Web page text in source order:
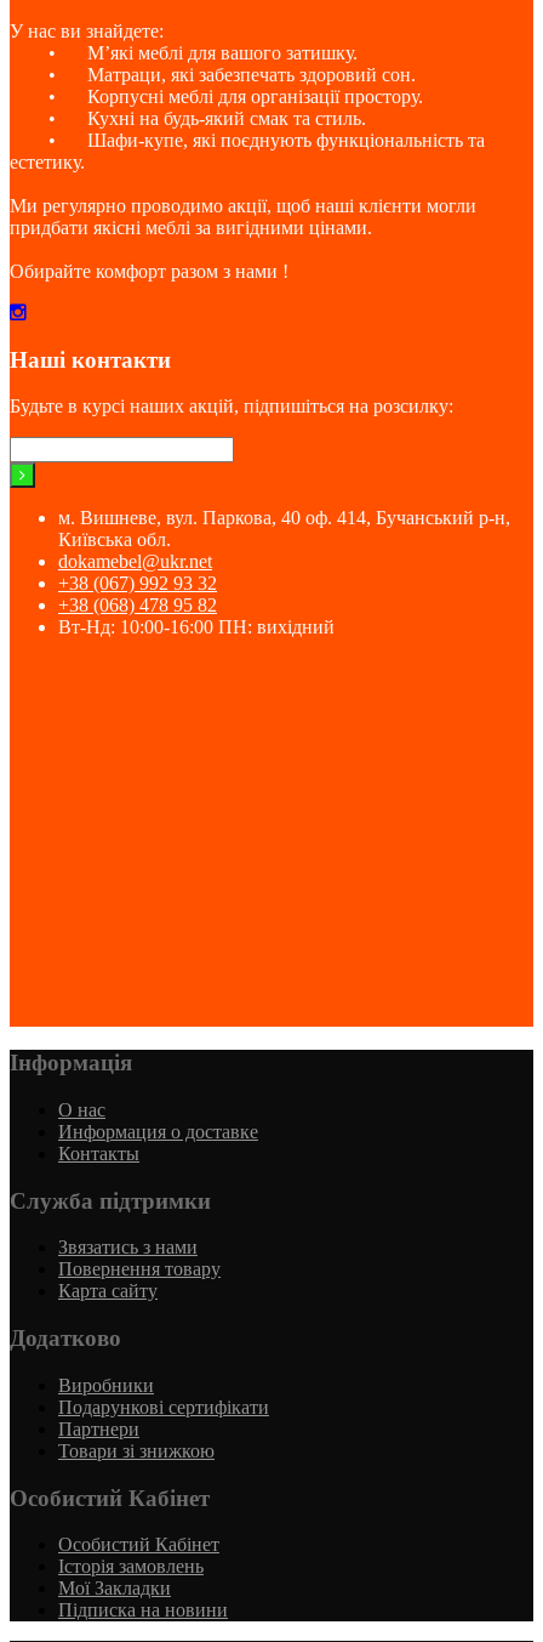
У нас ви знайдете:
•
М’які меблі для вашого затишку.
•
Матраци, які забезпечать здоровий сон.
•
Корпусні меблі для організації простору.
•
Кухні на будь-який смак та стиль.
•
Шафи-купе, які поєднують функціональність та
естетику.
Ми регулярно проводимо акції, щоб наші клієнти могли
придбати якісні меблі за вигідними цінами.
Обирайте комфорт разом з нами !
Наші контакти
Будьте в курсі наших акцій, підпишіться на розсилку:
м. Вишневе, вул. Паркова, 40 оф. 414, Бучанський р-н,
Київська обл.
dokamebel@ukr.net
+38 (067) 992 93 32
+38 (068) 478 95 82
Вт-Нд: 10:00-16:00 ПН: вихідний
Інформація
О нас
Информация о доставке
Контакты
Служба підтримки
Звязатись з нами
Повернення товару
Карта сайту
Додатково
Виробники
Подарункові сертифікати
Партнери
Товари зі знижкою
Особистий Кабінет
Особистий Кабінет
Історія замовлень
Мої Закладки
Підписка на новини